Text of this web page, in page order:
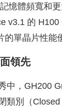
憶體頻寬和
v3.1 的
的單晶片性能
領先
中，GH200
類別（